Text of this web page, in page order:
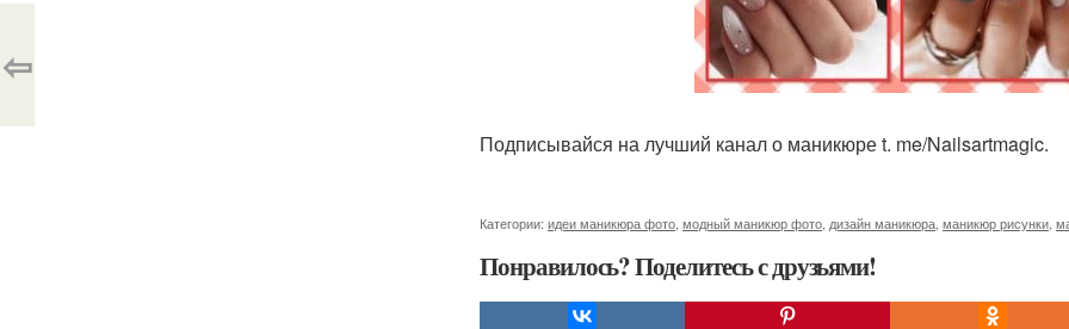
Подписывайся на лучший канал о маникюре t. me/Nailsartmagic.
Категории: идеи маникюра фото модный маникюр фото дизайн маникюра маникюр рисунки
Понравилось? Поделитесь с друзьями!
⇦